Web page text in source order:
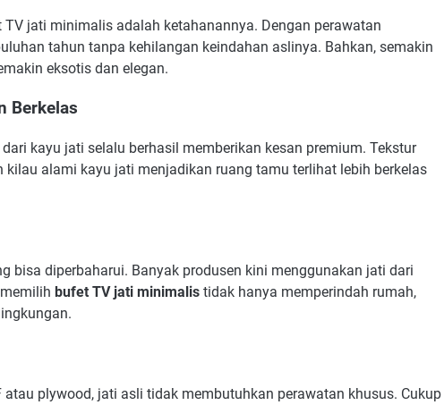
jati minimalis adalah ketahanannya. Dengan perawatan
tahun tanpa kehilangan keindahan aslinya. Bahkan, semakin
eksotis dan elegan.
Berkelas
kayu jati selalu berhasil memberikan kesan premium. Tekstur
kilau alami kayu jati menjadikan ruang tamu terlihat lebih berkelas
bisa diperbaharui. Banyak produsen kini menggunakan jati dari
bufet TV jati minimalis tidak hanya memperindah rumah,
atau plywood, jati asli tidak membutuhkan perawatan khusus. Cukup